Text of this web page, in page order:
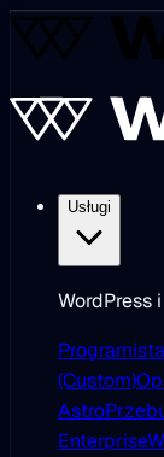
Usługi
WordPress
(Custom)
Astro
Enterprise